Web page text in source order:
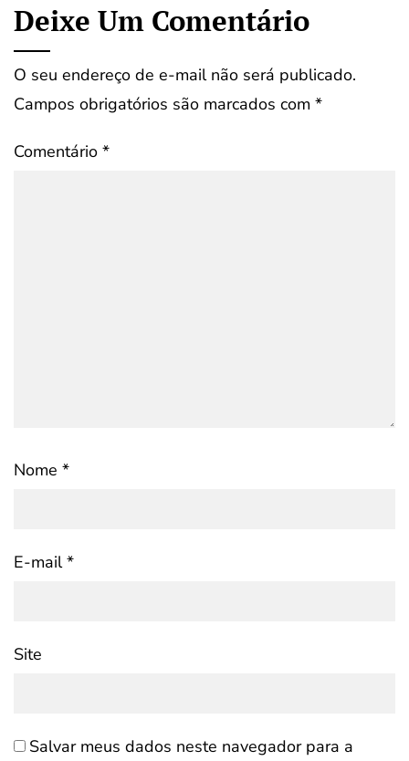
Deixe Um Comentário
O seu endereço de e-mail não será publicado.
Campos obrigatórios são marcados com *
Comentário *
Nome *
E-mail*
Site
Salvar meus dados neste navegador para a